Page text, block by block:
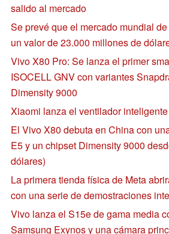
salido al mercado
Se prevé que el mercado mundial
un valor de 23.000 millones de
Vivo X80 Pro: Se lanza el primer
ISOCELL GNV con variantes
Dimensity 9000
Xiaomi lanza el ventilador
El Vivo X80 debuta en China con
E5 y un chipset Dimensity 9000
dólares)
La primera tienda física de Meta
con una serie de demostraciones
Vivo lanza el S15e de gama media
Samsung Exynos y una cámara